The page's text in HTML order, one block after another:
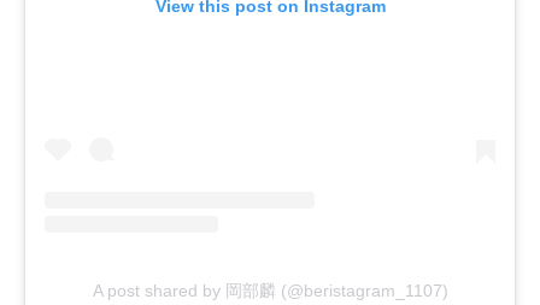
View this post on Instagram
A post shared by 岡部麟 (@beristagram_1107)